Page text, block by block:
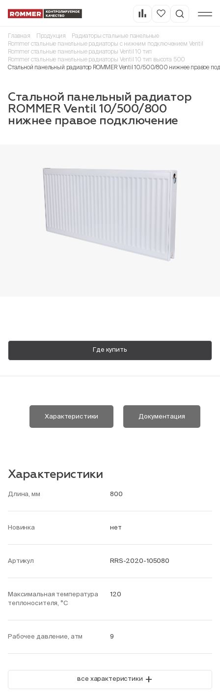
Главная Продукция
Радиаторы стальные панельные
Rommer стальные панельные радиаторы с нижним подключением Ventil
Rommer стальные панельные радиаторы Ventil 10 тип
Rommer стальные панельные радиаторы Ventil 10 тип высота 500
Стальной панельный радиатор ROMMER Ventil 10/500/800 нижнее правое
Стальной панельный радиатор
ROMMER Ventil 10/500/800
нижнее правое подключение
Где купить
Характеристики Документация
Характеристики
Длина, мм 800
Новинка нет
Артикул RRS-2020-105080
Максимальная температура
теплоносителя, °С
120
Рабочее давление, атм 9
все характеристики +